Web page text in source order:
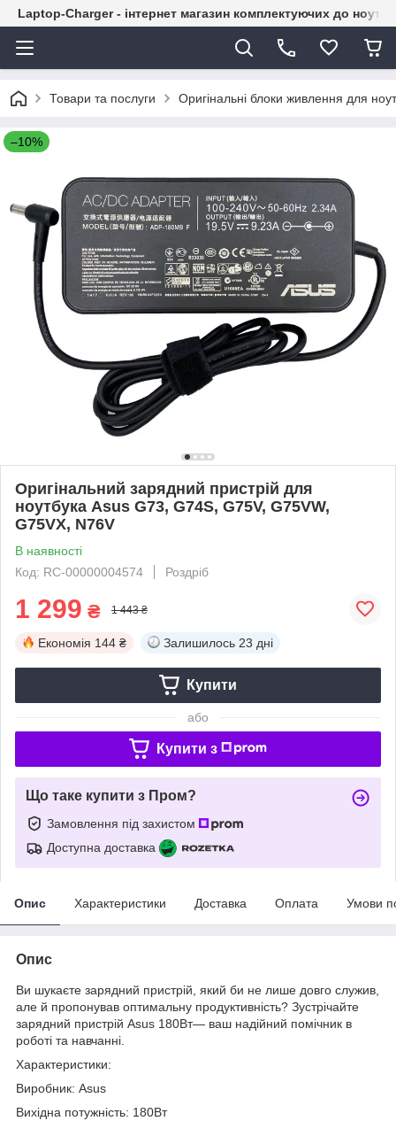
Laptop-Charger - інтернет магазин комплектуючих до
Товари та послуги Оригінальні блоки живлення для
–10%
Оригінальний зарядний пристрій для
ноутбука Asus G73, G74S, G75V, G75VW,
G75VX, N76V
В наявності
Код: RC-00000004574
Роздріб
1 299 ₴ 1 443 ₴
Економія 144 ₴ Залишилось 23 дні
Купити
або
Купити з
Що таке купити з Пром?
Замовлення під захистом
Доступна доставка
Опис Характеристики Доставка Оплата Умови
Опис
Ви шукаєте зарядний пристрій, який би не лише довго служив,
але й пропонував оптимальну продуктивність? Зустрічайте
зарядний пристрій Asus 180Вт— ваш надійний помічник в
роботі та навчанні.
Характеристики:
Виробник: Asus
Вихідна потужність: 180Вт